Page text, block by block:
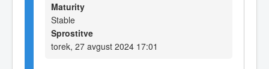
Maturity
Stable
Sprostitve
torek, 27 avgust 2024 17:01